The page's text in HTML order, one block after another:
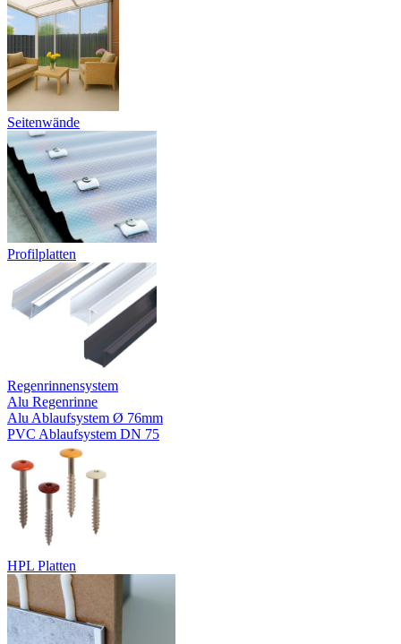
Seitenwände
Profilplatten
Regenrinnensystem
Alu Regenrinne
Alu Ablaufsystem Ø 76mm
PVC Ablaufsystem DN 75
HPL Platten